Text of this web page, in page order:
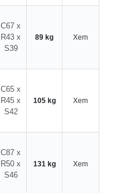
C67 x
R43 x
S39
89 kg Xem
C65 x
R45 x
S42
105 kg Xem
C87 x
R50 x
S46
131 kg Xem